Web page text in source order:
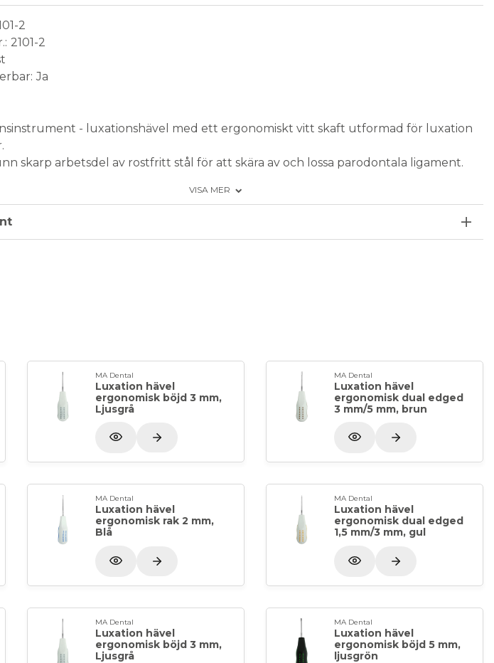
2
2101-2
Ja
- luxationshävel med ett ergonomiskt vitt skaft utformad för luxation
skarp arbetsdel av rostfritt stål för att skära av och lossa parodontala ligament.
VISA MER
MA Dental
Luxation hävel
ergonomisk böjd 3 mm,
Ljusgrå
MA Dental
Luxation hävel
ergonomisk dual edged
3 mm/5 mm, brun
MA Dental
Luxation hävel
ergonomisk rak 2 mm,
Blå
MA Dental
Luxation hävel
ergonomisk dual edged
1,5 mm/3 mm, gul
MA Dental
Luxation hävel
ergonomisk böjd 3 mm,
Ljusgrå
MA Dental
Luxation hävel
ergonomisk böjd 5 mm,
ljusgrön